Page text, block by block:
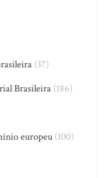
(37)
Brasileira (186)
europeu(100)